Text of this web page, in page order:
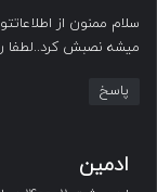
:
سلام ممنون از
میشه نصبش کرد..لطفا
پاسخ
ادمین